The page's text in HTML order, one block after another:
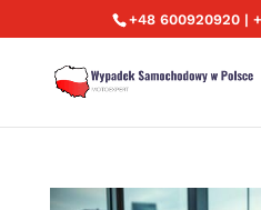
+48 600920920 |